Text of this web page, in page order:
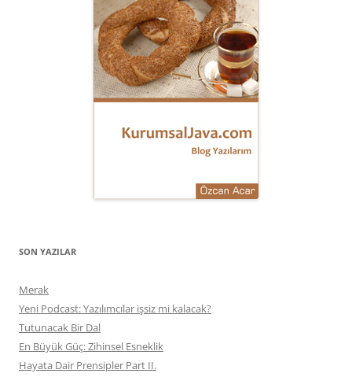
SON YAZILAR
Merak
Yeni Podcast: Yazılımcılar işsiz mi kalacak?
Tutunacak Bir Dal
En Büyük Güç: Zihinsel Esneklik
Hayata Dair Prensipler Part II.